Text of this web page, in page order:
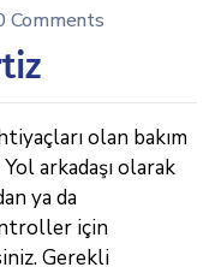
Comments
olan bakım
arkadaşı olarak
ya da
için
Gerekli